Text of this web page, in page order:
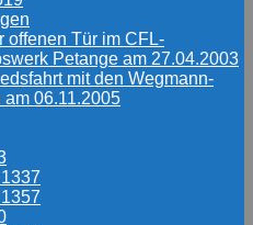
offenen Tür im CFL-
Petange am 27.04.2003
mit den Wegmann-
am 06.11.2005